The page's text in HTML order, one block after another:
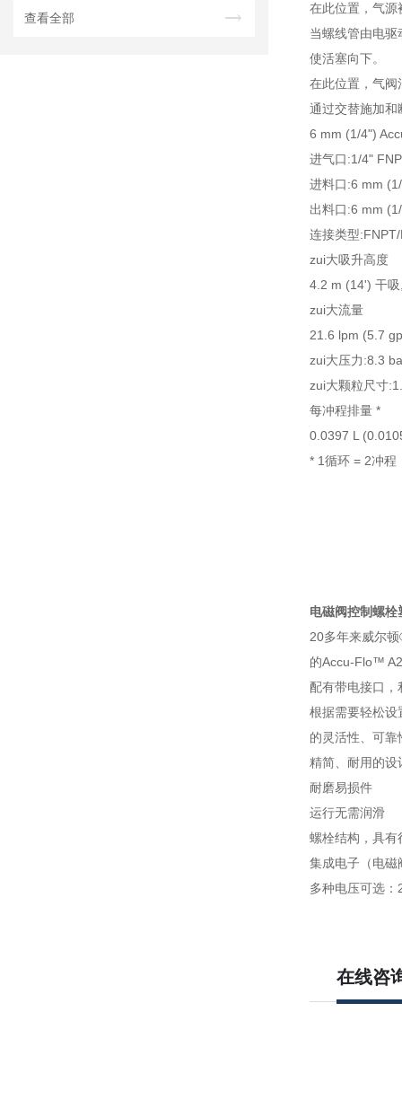
查看全部
在此位置，气源
当螺线管由电
使活塞向下。
在此位置，气阀
通过交替施加和
6 mm (1/4")
进气口:1/4"
进料口:6 mm
出料口:6 mm
连接类型
zui大吸升高度
4.2 m (14') 干
zui大流量
21.6 lpm (5.7
zui大压力:8.3
zui大颗粒尺寸
每冲程排量 *
0.0397 L
* 1循环 = 2冲程
电磁阀控制螺栓
20多年来威尔
的Accu-Flo™
配有带电接口，
根据需要轻松设
的灵活性、可靠
精简、耐用的设
耐磨易损件
运行无需润滑
螺栓结构，具有
集成电子（电磁
多种电压可选：
在线咨